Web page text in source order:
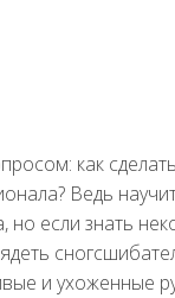
как
Ведь
но если знать
и ухоженные